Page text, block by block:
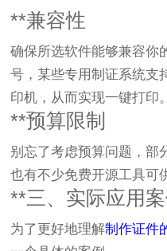
**兼容性
确保所选软件能够兼容你
号，某些专用制证系统支
印机，从而实现一键打印。
**预算限制
别忘了考虑预算问题，部
也有不少免费开源工具可
**三、实际应用
为了更好地理解制作证件